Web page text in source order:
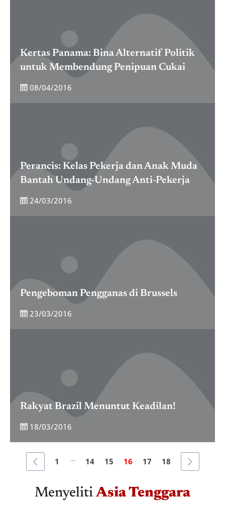
Kertas Panama: Bina Alternatif Politik
untuk Membendung Penipuan Cukai
08/04/2016
Perancis: Kelas Pekerja dan Anak Muda
Bantah Undang-Undang Anti-Pekerja
24/03/2016
Pengeboman Pengganas di Brussels
23/03/2016
Rakyat Brazil Menuntut Keadilan!
18/03/2016
1 ... 14 15 16 17 18
MenyelitiAsia Tenggara